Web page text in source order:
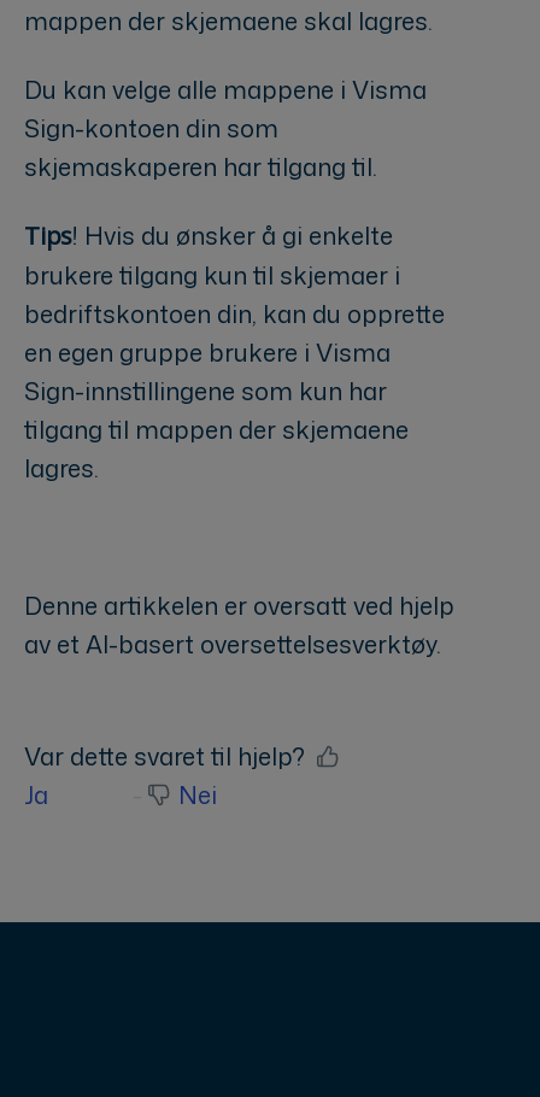
mappen der skjemaene skal lagres.
Du kan velge alle mappene i Visma
Sign-kontoen din som
skjemaskaperen har tilgang til.
Tips! Hvis du ønsker å gi enkelte
brukere tilgang kun til skjemaer i
bedriftskontoen din, kan du opprette
en egen gruppe brukere i Visma
Sign-innstillingene som kun har
tilgang til mappen der skjemaene
lagres.
Denne artikkelen er oversatt ved hjelp
av et AI-basert oversettelsesverktøy.
Var dette svaret til hjelp?
Ja
Nei